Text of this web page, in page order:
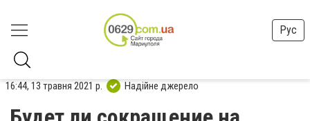
Рус
16:44, 13 травня 2021 р. Надійне джерело